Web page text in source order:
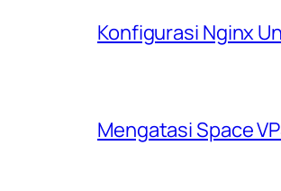
Konfigurasi Nginx
Mengatasi Space